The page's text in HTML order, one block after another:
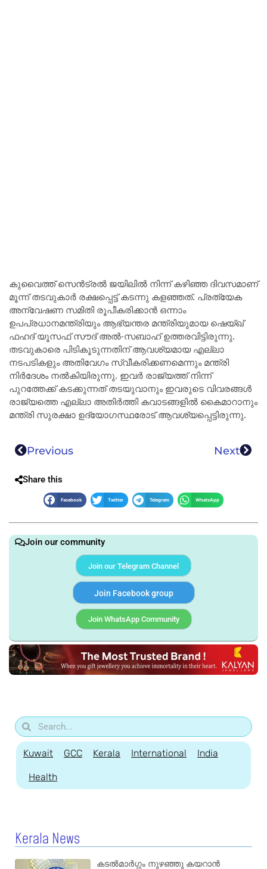
കുവൈത്ത് സെൻട്രൽ ജയിലിൽ നിന്ന് കഴിഞ്ഞ ദിവസമാണ്
മൂന്ന് തടവുകാർ രക്ഷപ്പെട്ട് കടന്നു കളഞ്ഞത്. പ്രത്യേക
അന്വേഷണ സമിതി രൂപീകരിക്കാൻ ഒന്നാം
ഉപപ്രധാനമന്ത്രിയും ആഭ്യന്തര മന്ത്രിയുമായ ഷെയ്ഖ്
ഫഹദ് യൂസഫ് സൗദ് അൽ-സബാഹ് ഉത്തരവിട്ടിരുന്നു.
തടവുകാരെ പിടികൂടുന്നതിന് ആവശ്യമായ എല്ലാ
നടപടികളും അതിവേഗം സ്വീകരിക്കണമെന്നും മന്ത്രി
നിർദേശം നൽകിയിരുന്നു. ഇവർ രാജ്യത്ത് നിന്ന്
പുറത്തേക്ക് കടക്കുന്നത് തടയുവാനും ഇവരുടെ വിവരങ്ങൾ
രാജ്യത്തെ എല്ലാ അതിർത്തി കവാടങ്ങളിൽ കൈമാറാനും
മന്ത്രി സുരക്ഷാ ഉദ്യോഗസ്ഥരോട് ആവശ്യപ്പെട്ടിരുന്നു.
Previous Next
Share this
Facebook Twitter Telegram WhatsApp
Join our community
Join our Telegram Channel
Join Facebook group
Join WhatsApp Community
Kuwait GCC Kerala International India
Health
Kerala News
കടൽമാർഗ്ഗം നുഴഞ്ഞു കയറാൻ